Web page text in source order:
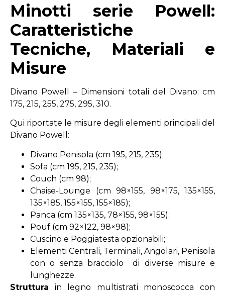
Minotti serie Powell:
Caratteristiche
Tecniche, Materiali e
Misure
Divano Powell – Dimensioni totali del Divano: cm
175, 215, 255, 275, 295, 310.
Qui riportate le misure degli elementi principali del
Divano Powell:
Divano Penisola (cm 195, 215, 235);
Sofa (cm 195, 215, 235);
Couch (cm 98);
Chaise-Lounge (cm 98×155, 98×175, 135×155,
135×185, 155×155, 155×185);
Panca (cm 135×135, 78×155, 98×155);
Pouf (cm 92×122, 98×98);
Cuscino e Poggiatesta opzionabili;
Elementi Centrali, Terminali, Angolari, Penisola
con o senza bracciolo di diverse misure e
lunghezze.
Struttura in legno multistrati monoscocca con